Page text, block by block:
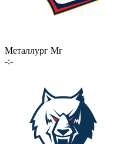
Металлург Мг
-:-